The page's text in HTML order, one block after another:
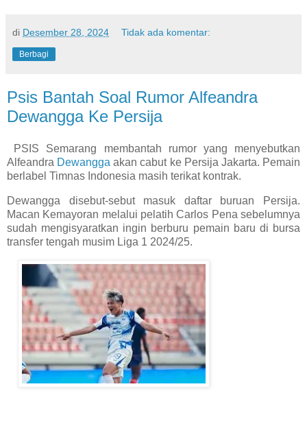
di Desember 28, 2024 Tidak ada komentar:
Berbagi
Psis Bantah Soal Rumor Alfeandra
Dewangga Ke Persija
PSIS Semarang membantah rumor yang menyebutkan
Alfeandra Dewangga akan cabut ke Persija Jakarta. Pemain
berlabel Timnas Indonesia masih terikat kontrak.
Dewangga disebut-sebut masuk daftar buruan Persija.
Macan Kemayoran melalui pelatih Carlos Pena sebelumnya
sudah mengisyaratkan ingin berburu pemain baru di bursa
transfer tengah musim Liga 1 2024/25.